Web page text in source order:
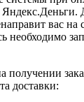
вас на
необходимо
получении
доставки: